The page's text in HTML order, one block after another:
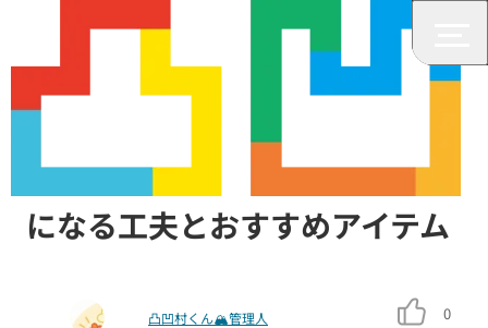
身体障がい × 子育て｜少し楽
になる工夫とおすすめアイテム
凸凹村くん🏔管理人 0